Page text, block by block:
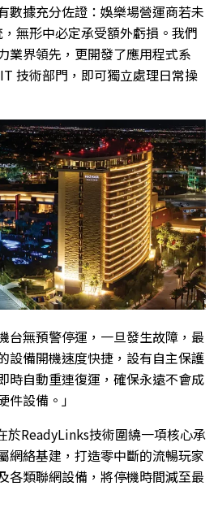
數據充分佐證：娛樂場營運商若未
無形中必定承受額外虧損。我們
業界領先，更開發了應用程式系
技術部門，即可獨立處理日常操
台無預警停運，一旦發生故障，最
設備開機速度快捷，設有自主保護
時自動重連復運，確保永遠不會成
設備。」
於ReadyLinks技術圍繞一項核心承
網絡基建，打造零中斷的流暢玩家
各類聯網設備，將停機時間減至最